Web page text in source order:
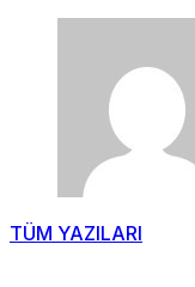
TÜM YAZILARI